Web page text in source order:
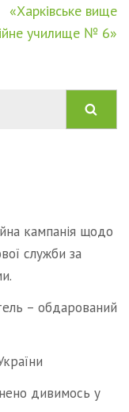
«Харківське вище
училище № 6»
кампанія щодо
служби за
– обдарований
дивимось у